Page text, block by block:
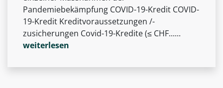
Pandemiebekämpfung COVID-19-Kredit COVID-
19-Kredit Kreditvoraussetzungen /-
zusicherungen Covid-19-Kredite (≤ CHF......
weiterlesen